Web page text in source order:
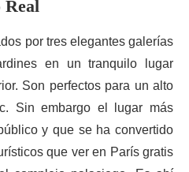
Real
por tres elegantes galerías
en un tranquilo lugar
Son perfectos para un alto
Sin embargo el lugar más
y que se ha convertido
que ver en París gratis